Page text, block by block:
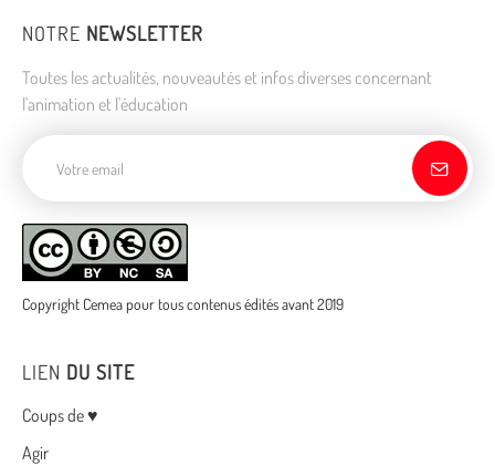
NOTRE NEWSLETTER
Toutes les actualités, nouveautés et infos diverses concernant
l'animation et l'éducation
Copyright Cemea pour tous contenus édités avant 2019
LIEN DU SITE
Menu
Coups de ♥
Agir